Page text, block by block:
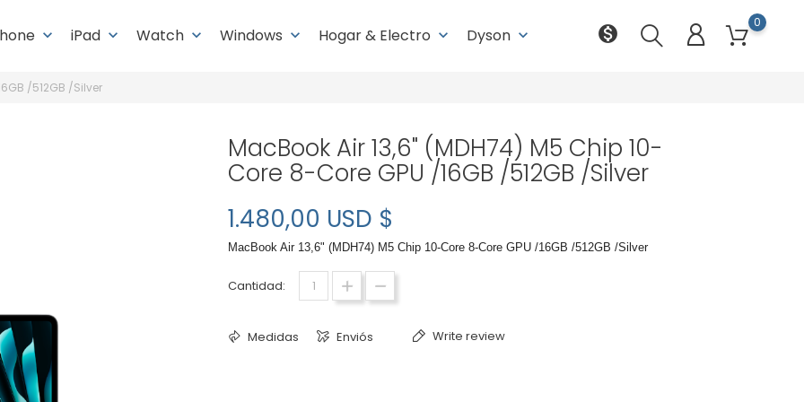
keyboard_arrow_down iPad keyboard_arrow_down Watch keyboard_arrow_down Windows keyboard_arrow_down Hogar & Electro keyboard_arrow_down Dyson keyboard_arrow_down
0
monetization_on
/512GB /Silver
MacBook Air 13,6" (MDH74) M5 Chip 10-
Core 8-Core GPU /16GB /512GB /Silver
1.480,00 USD $
MacBook Air 13,6" (MDH74) M5 Chip 10-Core 8-Core GPU /16GB /512GB /Silver
Cantidad:
Medidas Enviós Write review